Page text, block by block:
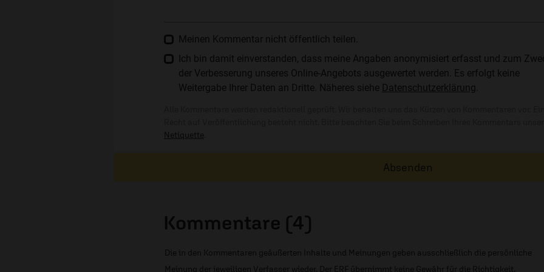
Meinen Kommentar nicht öffentlich teilen.
Ich bin damit einverstanden, dass meine Angaben anonymisiert erfasst und zum
der Verbesserung unseres Online-Angebots ausgewertet werden. Es erfolgt keine
Weitergabe Ihrer Daten an Dritte. Näheres siehe Datenschutzerklärung
Netiquette
Absenden
Kommentare (4)
Die in den Kommentaren geäußerten Inhalte und Meinungen geben ausschließlich die persönliche
Meinung der jeweiligen Verfasser wieder. Der ERF übernimmt keine Gewähr für die Richtigkeit,